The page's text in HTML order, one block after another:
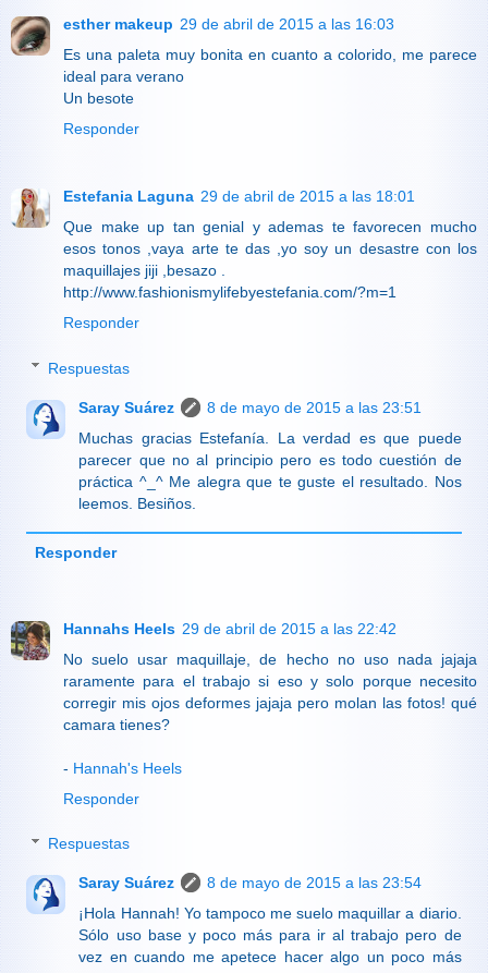
esther makeup 29 de abril de 2015 a las 16:03
Es una paleta muy bonita en cuanto a colorido, me parece
ideal para verano
Un besote
Responder
Estefania Laguna 29 de abril de 2015 a las 18:01
Que make up tan genial y ademas te favorecen mucho
esos tonos ,vaya arte te das ,yo soy un desastre con los
maquillajes jiji ,besazo .
http://www.fashionismylifebyestefania.com/?m=1
Responder
Respuestas
Saray Suárez
8 de mayo de 2015 a las 23:51
Muchas gracias Estefanía. La verdad es que puede
parecer que no al principio pero es todo cuestión de
práctica ^_^ Me alegra que te guste el resultado. Nos
leemos. Besiños.
Responder
Hannahs Heels 29 de abril de 2015 a las 22:42
No suelo usar maquillaje, de hecho no uso nada jajaja
raramente para el trabajo si eso y solo porque necesito
corregir mis ojos deformes jajaja pero molan las fotos! qué
camara tienes?
- Hannah's Heels
Responder
Respuestas
Saray Suárez
8 de mayo de 2015 a las 23:54
¡Hola Hannah! Yo tampoco me suelo maquillar a diario.
Sólo uso base y poco más para ir al trabajo pero de
vez en cuando me apetece hacer algo un poco más